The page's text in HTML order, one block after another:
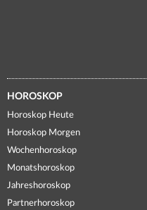
HOROSKOP
Horoskop Heute
Horoskop Morgen
Wochenhoroskop
Monatshoroskop
Jahreshoroskop
Partnerhoroskop